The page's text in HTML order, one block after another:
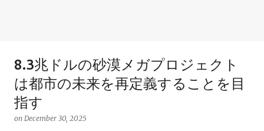
8.3兆ドルの砂漠メガプロジェクト
は都市の未来を再定義することを目
指す
on December 30, 2025